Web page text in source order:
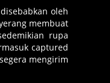
oleh
membuat
rupa
captured
mengirim